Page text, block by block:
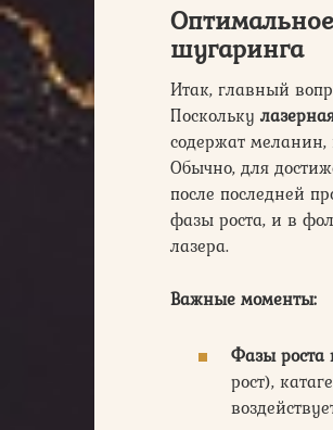
шугаринга
Итак, главный
Поскольку
содержат меланин,
Обычно, для
после последней
фазы роста, и в
лазера.
Важные моменты:
Фазы роста
рост),